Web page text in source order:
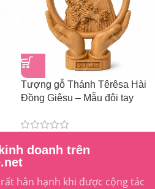
Tượng gỗ Thánh Têrêsa Hài
Đồng Giêsu – Mẫu đôi tay
doanh trên
hân hạnh khi được cộng tác